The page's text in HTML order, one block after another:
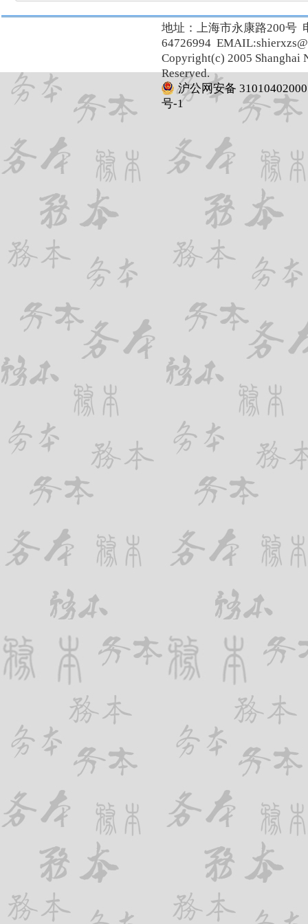
地址：上海市永康路200号
64726994
Copyright(c) 2005 Shanghai
Reserved.
沪公网安备
号-1